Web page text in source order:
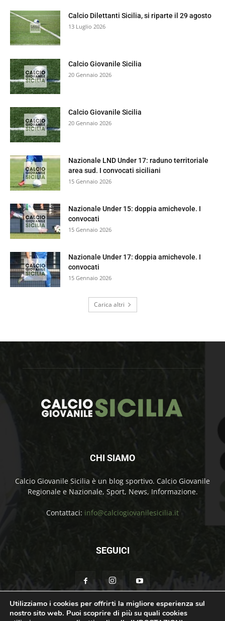
Calcio Dilettanti Sicilia, si riparte il 29 agosto
13 Luglio 2026
Calcio Giovanile Sicilia
20 Gennaio 2026
Calcio Giovanile Sicilia
20 Gennaio 2026
Nazionale LND Under 17: raduno territoriale
area sud. I convocati siciliani
15 Gennaio 2026
Nazionale Under 15: doppia amichevole. I
convocati
15 Gennaio 2026
Nazionale Under 17: doppia amichevole. I
convocati
15 Gennaio 2026
Carica altri
CHI SIAMO
Calcio Giovanile Sicilia è un blog sportivo. Calcio Giovanile
Regionale e Nazionale, Sport, News, Informazione.
Contattaci: info@calciogiovanilesicilia.it
SEGUICI
Chi Siamo Contatti Cookie Policy Privacy Policy
Utilizziamo i cookies per offrirti la migliore esperienza sul
nostro sito web. Puoi scoprire di più su quali cookies